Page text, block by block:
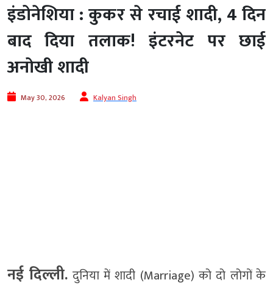
इंडोनेशिया : कुकर से रचाई शादी, 4 दिन
बाद दिया तलाक! इंटरनेट पर छाई
अनोखी शादी
May 30, 2026 Kalyan Singh
नई दिल्ली. दुनिया में शादी (Marriage) को दो लोगों के